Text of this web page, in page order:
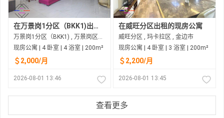
在万景岗1分区（BKK1)出租的现房公寓
万景岗1分区（BKK1) , 万景岗区（BKK) , 金边市
现房公寓 | 4 卧室 | 4 浴室 | 200m²
＄2,000/月
2026-08-01 13:46
在威旺分区出租的现房公寓
威旺分区 , 玛卡拉区 , 金边市
现房公寓 | 4 卧室 | 3 浴室 | 200m²
＄2,200/月
2026-08-01 13:45
查看更多